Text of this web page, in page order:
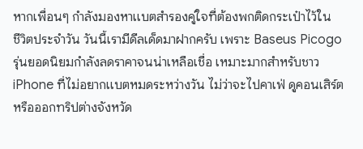
หากเพื่อนๆ กำลังมองหาแบตสำรองคู่ใจที่ต้องพกติดกระเป๋าไว้ใน
ชีวิตประจำวัน วันนี้เรามีดีลเด็ดมาฝากครับ เพราะ Baseus Picogo
รุ่นยอดนิยมกำลังลดราคาจนน่าเหลือเชื่อ เหมาะมากสำหรับชาว
iPhone ที่ไม่อยากแบตหมดระหว่างวัน ไม่ว่าจะไปคาเฟ่ ดูคอนเสิร์ต
หรือออกทริปต่างจังหวัด